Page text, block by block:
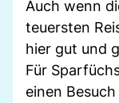
Auch wenn
teuersten
hier gut und
Für
einen